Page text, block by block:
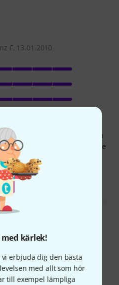
med kärlek!
erbjuda dig den bästa
med allt som hör
till exempel lämpliga
F. 13.01.2010
som Neve till exempel, han
och väldigt känsligt! Ett måste